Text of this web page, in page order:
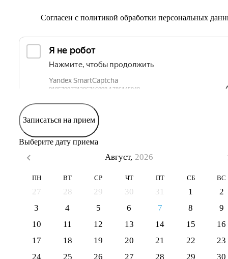
Согласен с политикой обработки персональных
Записаться на прием
Выберите дату приема
Август, 2026
ПН ВТ СР ЧТ ПТ СБ ВС
27 28 29 30 31 1
2
3
4 5 6 7 8
9
10
11 12 13 14 15
16
17
18 19 20 21 22
23
24
25 26 27 28 29
30